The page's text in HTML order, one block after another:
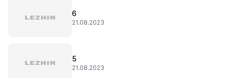
6
21.08.2023
5
21.08.2023